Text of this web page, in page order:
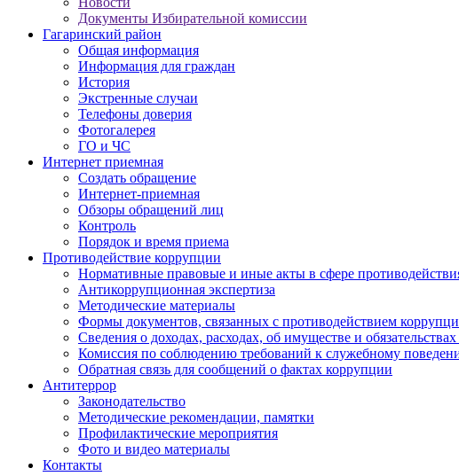
Документы Избирательной комиссии
Гагаринский район
Общая информация
Информация для граждан
История
Экстренные случаи
Телефоны доверия
Фотогалерея
ГО и ЧС
Интернет приемная
Создать обращение
Интернет-приемная
Обзоры обращений лиц
Контроль
Порядок и время приема
Противодействие коррупции
Нормативные правовые и иные акты в сфере
Антикоррупционная экспертиза
Методические материалы
Формы документов, связанных с противодействием
Сведения о доходах, расходах, об имуществе и
Комиссия по соблюдению требований к служебному
Обратная связь для сообщений о фактах коррупции
Антитеррор
Законодательство
Методические рекомендации, памятки
Профилактические мероприятия
Фото и видео материалы
Контакты